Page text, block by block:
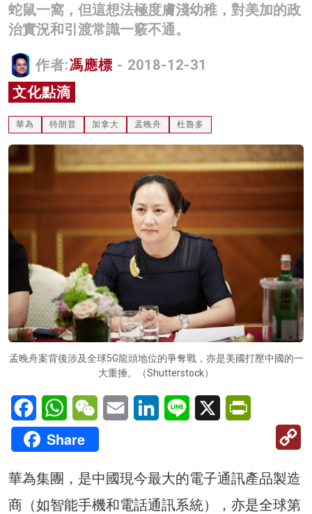
科技
名家榜
灼見活動
關於我們
蛇鼠一窩，但這想法極度膚淺幼稚，對美加的政
治實況和引渡常識一竅不通。
作者:馮應標 - 2018-12-31
文化點滴
華為 特朗普 加拿大 孟晚舟 杜魯多
孟晚舟案背後涉及全球5G龍頭地位的爭奪戰，亦是美國打壓中國的一
大重捶。（Shutterstock）
FacebookWhatsAppWeChatEmail LinkedInLine X
Share
華為集團，是中國現今最大的電子通訊產品製造
商（如智能手機和電話通訊系統），亦是全球第